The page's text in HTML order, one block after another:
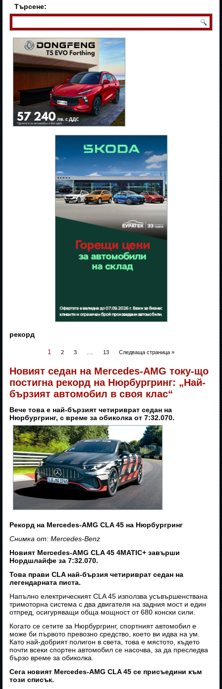
Търсене:
рекорд
1 2 3 … 13 Следваща страница »
Новият седан на Mercedes-AMG току-що
постигна рекорд на Нюрбургринг: „Най-
бързият автомобил в своя клас“
Вече това е най-бързият четириврат седан на
Нюрбургринг, с време за обиколка от 7:32.070.
Рекорд на Mercedes-AMG CLA 45 на Нюрбургринг
Снимка от: Mercedes-Benz
Новият Mercedes-AMG CLA 45 4MATIC+ завърши
Нордшлайфе за 7:32.070.
Това прави CLA най-бързия четириврат седан на
легендарната писта.
Напълно електрическият CLA 45 използва усъвършенствана
тримоторна система с два двигателя на задния мост и един
отпред, осигуряващи обща мощност от 680 конски сили.
Когато се сетите за Нюрбургринг, спортният автомобил е
може би първото превозно средство, което ви идва на ум.
Като най-добрият полигон в света, това е мястото, където
почти всеки спортен автомобил се насочва, за да преследва
бързо време за обиколка.
Сега новият Mercedes-AMG CLA 45 се присъедини към
този списък.